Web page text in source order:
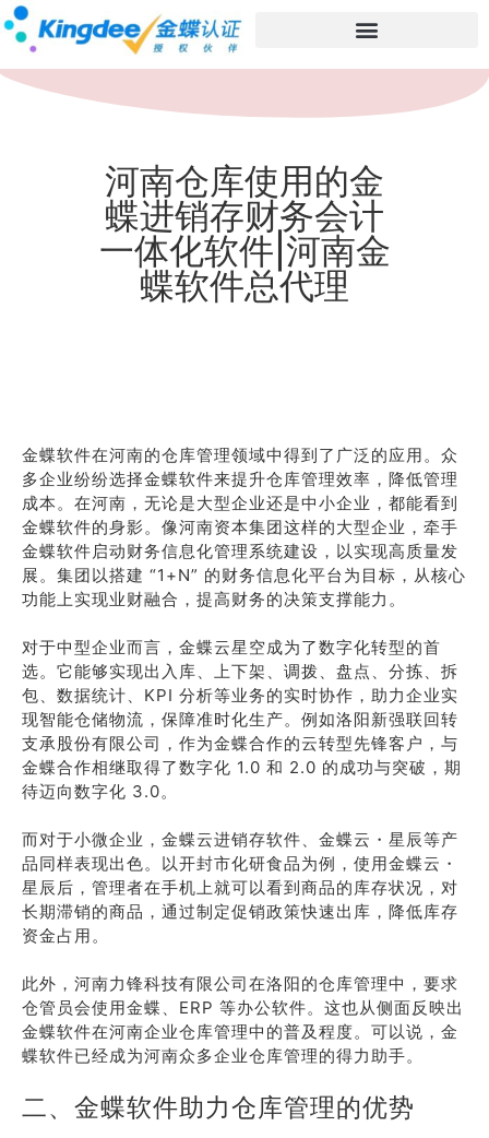
河南仓库使用的金
蝶进销存财务会计
一体化软件|河南金
蝶软件总代理
金蝶软件在河南的仓库管理领域中得到了广泛的应用。众
多企业纷纷选择金蝶软件来提升仓库管理效率，降低管理
成本。在河南，无论是大型企业还是中小企业，都能看到
金蝶软件的身影。像河南资本集团这样的大型企业，牵手
金蝶软件启动财务信息化管理系统建设，以实现高质量发
展。集团以搭建 “1+N” 的财务信息化平台为目标，从核心
功能上实现业财融合，提高财务的决策支撑能力。
对于中型企业而言，金蝶云星空成为了数字化转型的首
选。它能够实现出入库、上下架、调拨、盘点、分拣、拆
包、数据统计、KPI 分析等业务的实时协作，助力企业实
现智能仓储物流，保障准时化生产。例如洛阳新强联回转
支承股份有限公司，作为金蝶合作的云转型先锋客户，与
金蝶合作相继取得了数字化 1.0 和 2.0 的成功与突破，期
待迈向数字化 3.0。
而对于小微企业，金蝶云进销存软件、金蝶云・星辰等产
品同样表现出色。以开封市化研食品为例，使用金蝶云・
星辰后，管理者在手机上就可以看到商品的库存状况，对
长期滞销的商品，通过制定促销政策快速出库，降低库存
资金占用。
此外，河南力锋科技有限公司在洛阳的仓库管理中，要求
仓管员会使用金蝶、ERP 等办公软件。这也从侧面反映出
金蝶软件在河南企业仓库管理中的普及程度。可以说，金
蝶软件已经成为河南众多企业仓库管理的得力助手。
二、金蝶软件助力仓库管理的优势